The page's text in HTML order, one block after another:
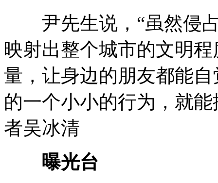
尹先生说，“虽然侵占
映射出整个城市的文明
量，让身边的朋友都能
的一个小小的行为，就
者吴冰清
曝光台